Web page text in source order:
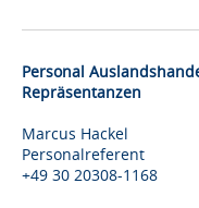
Personal
Repräsentanzen
Marcus Hackel
Personalreferent
+49 30 20308-1168